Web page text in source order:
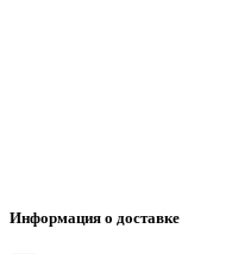
Информация о доставке